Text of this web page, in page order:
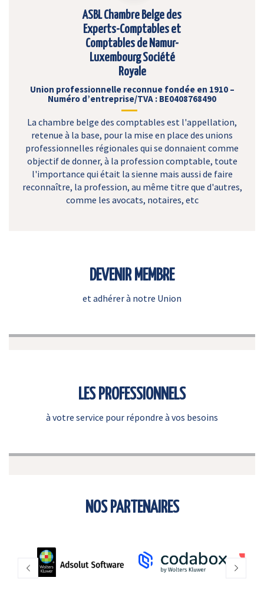
ASBL Chambre Belge des
Experts-Comptables et
Comptables de Namur-
Luxembourg Société
Royale
Union professionnelle reconnue fondée en 1910 –
Numéro d’entreprise/TVA : BE0408768490
La chambre belge des comptables est l'appellation,
retenue à la base, pour la mise en place des unions
professionnelles régionales qui se donnaient comme
objectif de donner, à la profession comptable, toute
l'importance qui était la sienne mais aussi de faire
reconnaître, la profession, au même titre que d'autres,
comme les avocats, notaires, etc
DEVENIR MEMBRE
et adhérer à notre Union
LES PROFESSIONNELS
à votre service pour répondre à vos besoins
NOS PARTENAIRES